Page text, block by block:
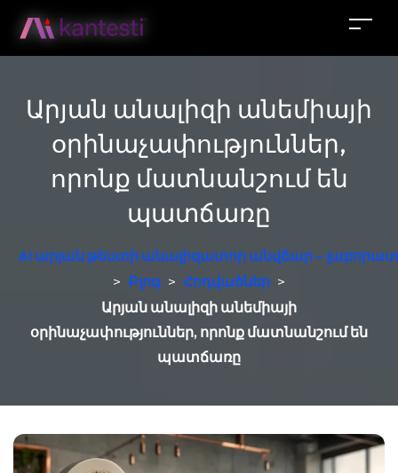
Արյան անալիզի անեմիայի
օրինաչափություններ,
որոնք մատնանշում են
պատճառը
AI արյան թեստի անալիզատոր անվճար –
> Բլոգ > Հոդվածներ >
Արյան անալիզի անեմիայի
օրինաչափություններ, որոնք մատնանշում են
պատճառը